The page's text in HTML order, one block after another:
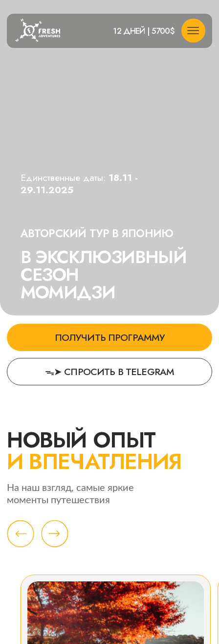
В ЭКСКЛЮЗИВНЫЙ
СЕЗОН
ПОЛУЧИТЬ ПРОГРАММУ
ᯓ➤ СПРОСИТЬ В TELEGRAM
НОВЫЙ ОПЫТ
И ВПЕЧАТЛЕНИЯ
На наш взгляд, самые яркие
моменты путешествия
клёнов
То, ради чего раз в год прилетают
с разных уголков мира! Готовь свою
память на телефоне.
Фудзияма
Она
фотографов, а
альпинистов.